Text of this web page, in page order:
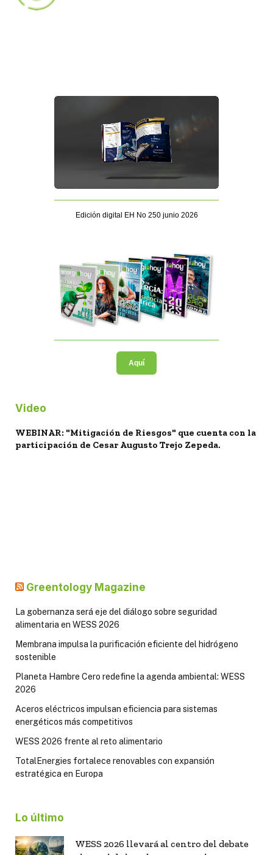
Edición digital EH No 250 junio 2026
Aquí
Video
WEBINAR: "Mitigación de Riesgos" que cuenta con la
participación de Cesar Augusto Trejo Zepeda.
Greentology Magazine
La gobernanza será eje del diálogo sobre seguridad
alimentaria en WESS 2026
Membrana impulsa la purificación eficiente del hidrógeno
sostenible
Planeta Hambre Cero redefine la agenda ambiental: WESS
2026
Aceros eléctricos impulsan eficiencia para sistemas
energéticos más competitivos
WESS 2026 frente al reto alimentario
TotalEnergies fortalece renovables con expansión
estratégica en Europa
Lo último
WESS 2026 llevará al centro del debate